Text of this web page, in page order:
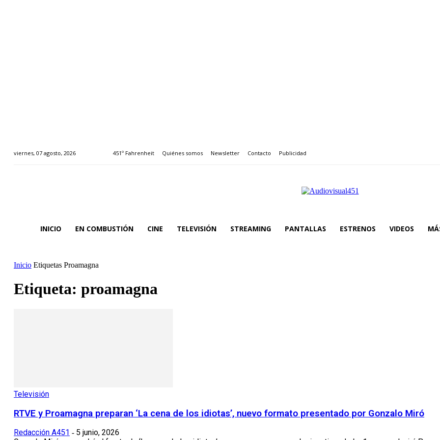
viernes, 07 agosto, 2026 451º Fahrenheit Quiénes somos Newsletter Contacto Publicidad
INICIO EN COMBUSTIÓN CINE TELEVISIÓN STREAMING PANTALLAS ESTRENOS VIDEOS
Inicio Etiquetas Proamagna
Etiqueta: proamagna
Televisión
RTVE y Proamagna preparan ‘La cena de los idiotas’, nuevo formato presentado por Gonzalo Miró
Redacción A451 - 5 junio, 2026